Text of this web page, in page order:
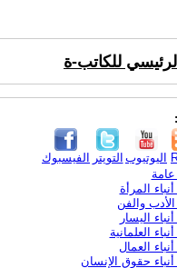
للكاتب-ة
الفيسبوك التويتر اليوتيوب
عامة
المرأة
الأدب والفن
اليسار
العلمانية
العمال
أنباء حقوق الإنسان